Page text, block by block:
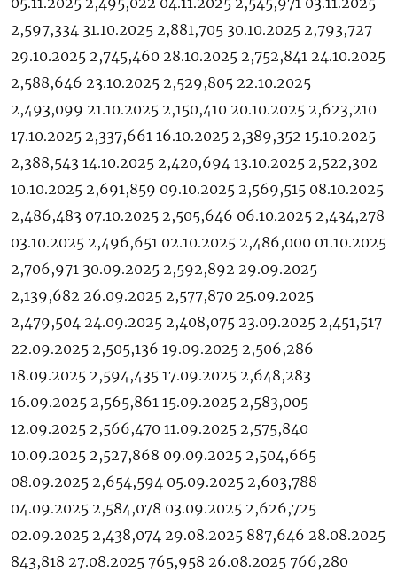
2,597,334 31.10.2025 2,881,705 30.10.2025 2,793,727
29.10.2025 2,745,460 28.10.2025 2,752,841 24.10.2025
2,588,646 23.10.2025 2,529,805 22.10.2025
2,493,099 21.10.2025 2,150,410 20.10.2025 2,623,210
17.10.2025 2,337,661 16.10.2025 2,389,352 15.10.2025
2,388,543 14.10.2025 2,420,694 13.10.2025 2,522,302
10.10.2025 2,691,859 09.10.2025 2,569,515 08.10.2025
2,486,483 07.10.2025 2,505,646 06.10.2025 2,434,278
03.10.2025 2,496,651 02.10.2025 2,486,000 01.10.2025
2,706,971 30.09.2025 2,592,892 29.09.2025
2,139,682 26.09.2025 2,577,870 25.09.2025
2,479,504 24.09.2025 2,408,075 23.09.2025 2,451,517
22.09.2025 2,505,136 19.09.2025 2,506,286
18.09.2025 2,594,435 17.09.2025 2,648,283
16.09.2025 2,565,861 15.09.2025 2,583,005
12.09.2025 2,566,470 11.09.2025 2,575,840
10.09.2025 2,527,868 09.09.2025 2,504,665
08.09.2025 2,654,594 05.09.2025 2,603,788
04.09.2025 2,584,078 03.09.2025 2,626,725
02.09.2025 2,438,074 29.08.2025 887,646 28.08.2025
843,818 27.08.2025 765,958 26.08.2025 766,280